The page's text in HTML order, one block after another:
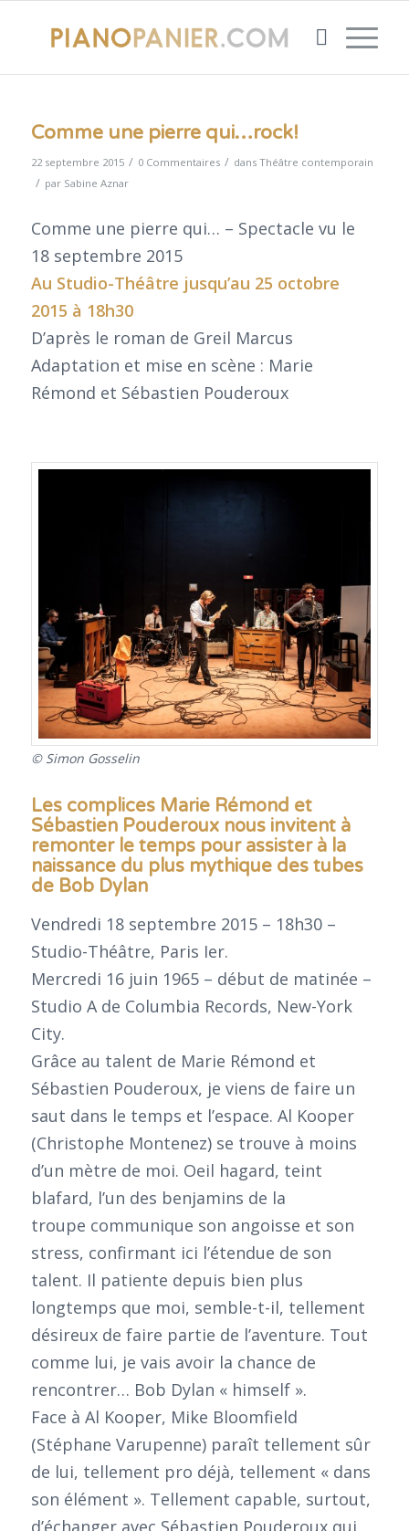
Comme une pierre qui…rock!
22 septembre 2015 / 0 Commentaires / dans Théâtre contemporain
/ par Sabine Aznar
Comme une pierre qui… – Spectacle vu le
18 septembre 2015
Au Studio-Théâtre jusqu’au 25 octobre
2015 à 18h30
D’après le roman de Greil Marcus
Adaptation et mise en scène : Marie
Rémond et Sébastien Pouderoux
© Simon Gosselin
Les complices Marie Rémond et
Sébastien Pouderoux nous invitent à
remonter le temps pour assister à la
naissance du plus mythique des tubes
de Bob Dylan
Vendredi 18 septembre 2015 – 18h30 –
Studio-Théâtre, Paris Ier.
Mercredi 16 juin 1965 – début de matinée –
Studio A de Columbia Records, New-York
City.
Grâce au talent de Marie Rémond et
Sébastien Pouderoux, je viens de faire un
saut dans le temps et l’espace. Al Kooper
(Christophe Montenez) se trouve à moins
d’un mètre de moi. Oeil hagard, teint
blafard, l’un des benjamins de la
troupe communique son angoisse et son
stress, confirmant ici l’étendue de son
talent. Il patiente depuis bien plus
longtemps que moi, semble-t-il, tellement
désireux de faire partie de l’aventure. Tout
comme lui, je vais avoir la chance de
rencontrer… Bob Dylan « himself ».
Face à Al Kooper, Mike Bloomfield
(Stéphane Varupenne) paraît tellement sûr
de lui, tellement pro déjà, tellement « dans
son élément ». Tellement capable, surtout,
d’échanger avec Sébastien Pouderoux qui